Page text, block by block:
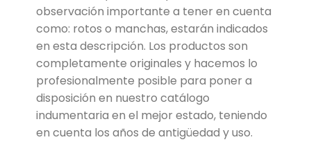
observación importante a tener en cuenta
como: rotos o manchas, estarán indicados
en esta descripción. Los productos son
completamente originales y hacemos lo
profesionalmente posible para poner a
disposición en nuestro catálogo
indumentaria en el mejor estado, teniendo
en cuenta los años de antigüedad y uso.